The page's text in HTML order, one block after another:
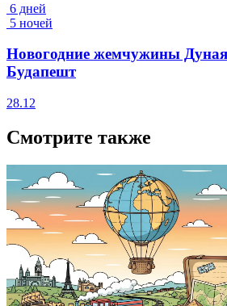
6 дней
5 ночей
Новогодние жемчужины
Будапешт
28.12
Смотрите также